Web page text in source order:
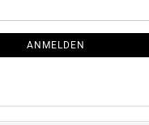
ANMELDEN